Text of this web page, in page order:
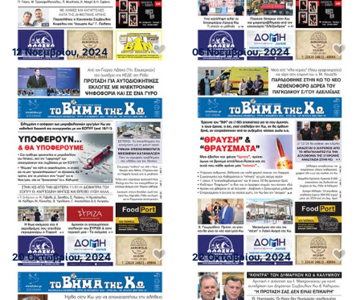
12 Νοεμβρίου, 2024 05 Νοεμβρίου, 2024
29 Οκτωβρίου, 2024 22 Οκτωβρίου, 2024